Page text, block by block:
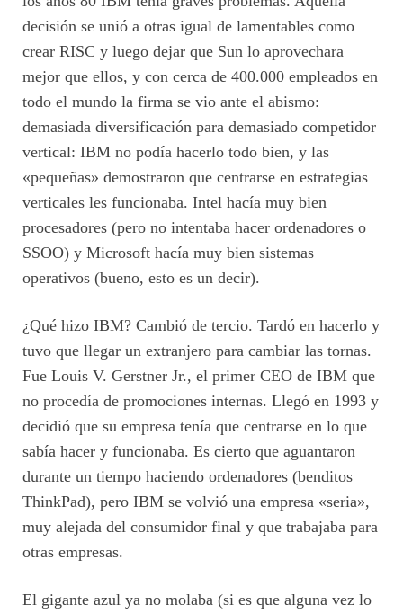
decisión se unió a otras igual de lamentables como
crear RISC y luego dejar que Sun lo aprovechara
mejor que ellos, y con cerca de 400.000 empleados en
todo el mundo la firma se vio ante el abismo:
demasiada diversificación para demasiado competidor
vertical: IBM no podía hacerlo todo bien, y las
«pequeñas» demostraron que centrarse en estrategias
verticales les funcionaba. Intel hacía muy bien
procesadores (pero no intentaba hacer ordenadores o
SSOO) y Microsoft hacía muy bien sistemas
operativos (bueno, esto es un decir).
¿Qué hizo IBM? Cambió de tercio. Tardó en hacerlo y
tuvo que llegar un extranjero para cambiar las tornas.
Fue Louis V. Gerstner Jr., el primer CEO de IBM que
no procedía de promociones internas. Llegó en 1993 y
decidió que su empresa tenía que centrarse en lo que
sabía hacer y funcionaba. Es cierto que aguantaron
durante un tiempo haciendo ordenadores (benditos
ThinkPad), pero IBM se volvió una empresa «seria»,
muy alejada del consumidor final y que trabajaba para
otras empresas.
El gigante azul ya no molaba (si es que alguna vez lo